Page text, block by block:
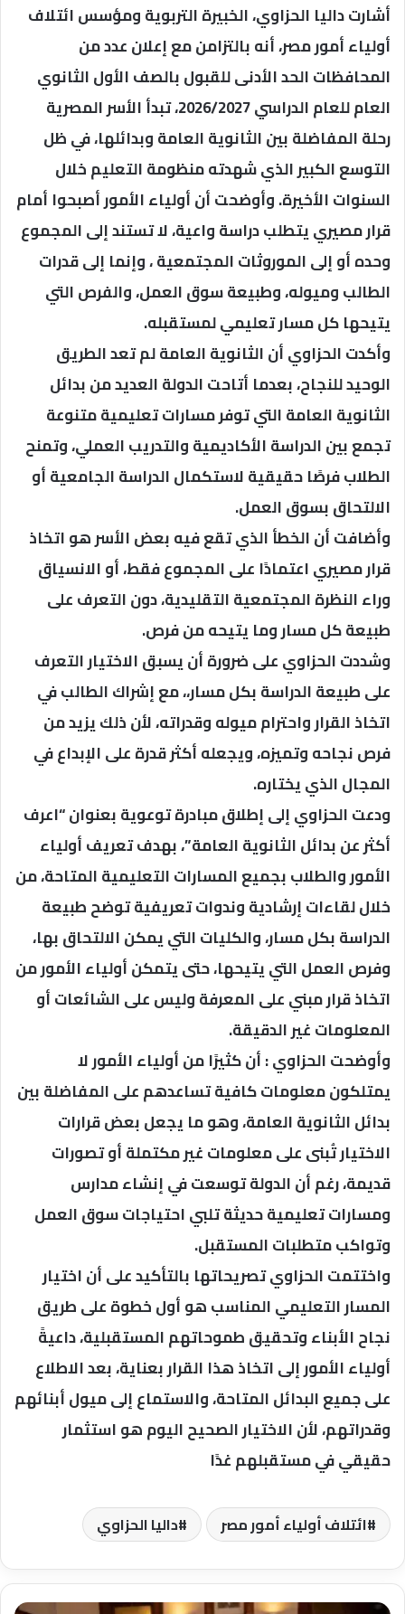
أشارت داليا الحزاوي، الخبيرة التربوية ومؤسس ائتلاف
أولياء أمور مصر، أنه بالتزامن مع إعلان عدد من
المحافظات الحد الأدنى للقبول بالصف الأول الثانوي
العام للعام الدراسي 2026/2027، تبدأ الأسر المصرية
رحلة المفاضلة بين الثانوية العامة وبدائلها، في ظل
التوسع الكبير الذي شهدته منظومة التعليم خلال
السنوات الأخيرة. وأوضحت أن أولياء الأمور أصبحوا أمام
قرار مصيري يتطلب دراسة واعية، لا تستند إلى المجموع
وحده أو إلى الموروثات المجتمعية ، وإنما إلى قدرات
الطالب وميوله، وطبيعة سوق العمل، والفرص التي
يتيحها كل مسار تعليمي لمستقبله.
وأكدت الحزاوي أن الثانوية العامة لم تعد الطريق
الوحيد للنجاح، بعدما أتاحت الدولة العديد من بدائل
الثانوية العامة التي توفر مسارات تعليمية متنوعة
تجمع بين الدراسة الأكاديمية والتدريب العملي، وتمنح
الطلاب فرصًا حقيقية لاستكمال الدراسة الجامعية أو
الالتحاق بسوق العمل.
وأضافت أن الخطأ الذي تقع فيه بعض الأسر هو اتخاذ
قرار مصيري اعتمادًا على المجموع فقط، أو الانسياق
وراء النظرة المجتمعية التقليدية، دون التعرف على
طبيعة كل مسار وما يتيحه من فرص.
وشددت الحزاوي على ضرورة أن يسبق الاختيار التعرف
على طبيعة الدراسة بكل مسار،، مع إشراك الطالب في
اتخاذ القرار واحترام ميوله وقدراته، لأن ذلك يزيد من
فرص نجاحه وتميزه، ويجعله أكثر قدرة على الإبداع في
المجال الذي يختاره.
ودعت الحزاوي إلى إطلاق مبادرة توعوية بعنوان “اعرف
أكثر عن بدائل الثانوية العامة”، بهدف تعريف أولياء
الأمور والطلاب بجميع المسارات التعليمية المتاحة، من
خلال لقاءات إرشادية وندوات تعريفية توضح طبيعة
الدراسة بكل مسار، والكليات التي يمكن الالتحاق بها،
وفرص العمل التي يتيحها، حتى يتمكن أولياء الأمور من
اتخاذ قرار مبني على المعرفة وليس على الشائعات أو
المعلومات غير الدقيقة.
وأوضحت الحزاوي : أن كثيرًا من أولياء الأمور لا
يمتلكون معلومات كافية تساعدهم على المفاضلة بين
بدائل الثانوية العامة، وهو ما يجعل بعض قرارات
الاختيار تُبنى على معلومات غير مكتملة أو تصورات
قديمة، رغم أن الدولة توسعت في إنشاء مدارس
ومسارات تعليمية حديثة تلبي احتياجات سوق العمل
وتواكب متطلبات المستقبل.
واختتمت الحزاوي تصريحاتها بالتأكيد على أن اختيار
المسار التعليمي المناسب هو أول خطوة على طريق
نجاح الأبناء وتحقيق طموحاتهم المستقبلية، داعيةً
أولياء الأمور إلى اتخاذ هذا القرار بعناية، بعد الاطلاع
على جميع البدائل المتاحة، والاستماع إلى ميول أبنائهم
وقدراتهم، لأن الاختيار الصحيح اليوم هو استثمار
حقيقي في مستقبلهم غدًا
ائتلاف أولياء أمور مصر داليا الحزاوي